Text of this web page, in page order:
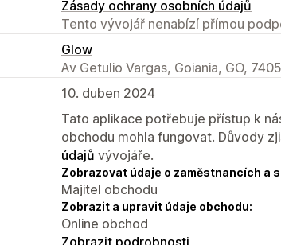
Zásady ochrany osobních údajů
Tento vývojář nenabízí přímou
Glow
Av Getulio Vargas, Goiania, GO,
10. duben 2024
Tato aplikace potřebuje přístup k
obchodu mohla fungovat. Důvody
údajů vývojáře.
Zobrazovat údaje o zaměstnancích a
Majitel obchodu
Zobrazit a upravit údaje obchodu:
Online obchod
Zobrazit podrobnosti